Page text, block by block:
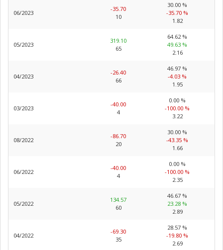
06/2023
-35.70
10
30.00 %
-35.70 %
1.82
05/2023
319.10
65
64.62 %
49.63 %
2.16
04/2023
-26.40
66
46.97 %
-4.03 %
1.95
03/2023
-40.00
4
0.00 %
-100.00 %
3.22
08/2022
-86.70
20
30.00 %
-43.35 %
1.66
06/2022
-40.00
4
0.00 %
-100.00 %
2.35
05/2022
134.57
60
46.67 %
23.28 %
2.89
04/2022
-69.30
35
28.57 %
-19.80 %
2.69